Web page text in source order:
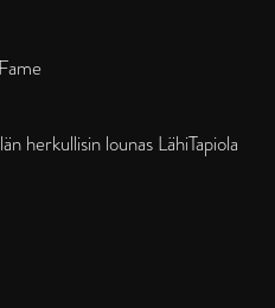
herkullisin lounas LähiTapiola